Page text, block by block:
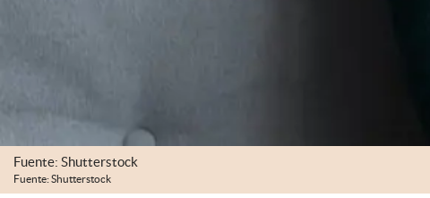
Fuente: Shutterstock
Fuente: Shutterstock